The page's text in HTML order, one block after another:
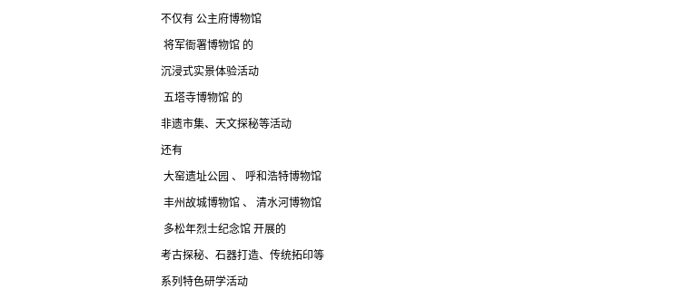
不仅有 公主府博物馆
将军衙署博物馆 的
沉浸式实景体验活动
五塔寺博物馆 的
非遗市集、天文探秘等活动
还有
大窑遗址公园 、 呼和浩特博物馆
丰州故城博物馆 、 清水河博物馆
多松年烈士纪念馆 开展的
考古探秘、石器打造、传统拓印等
系列特色研学活动